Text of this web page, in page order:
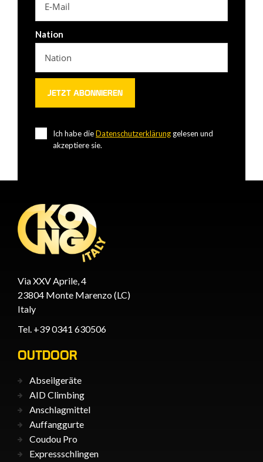
Nation
Ich habe dieDatenschutzerklärung gelesen und
akzeptiere sie.
Via XXV Aprile, 4
23804 Monte Marenzo (LC)
Italy
Tel. +39 0341 630506
OUTDOOR
Abseilgeräte
AID Climbing
Anschlagmittel
Auffanggurte
Coudou Pro
Expressschlingen